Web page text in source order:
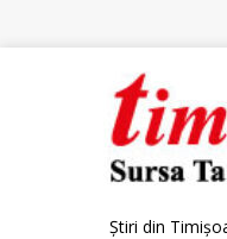
Știri din